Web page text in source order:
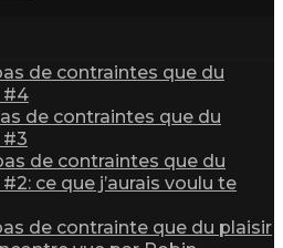
de contraintes que du
#4
de contraintes que du
#3
de contraintes que du
ce que j’aurais voulu te
de contrainte que du plaisir